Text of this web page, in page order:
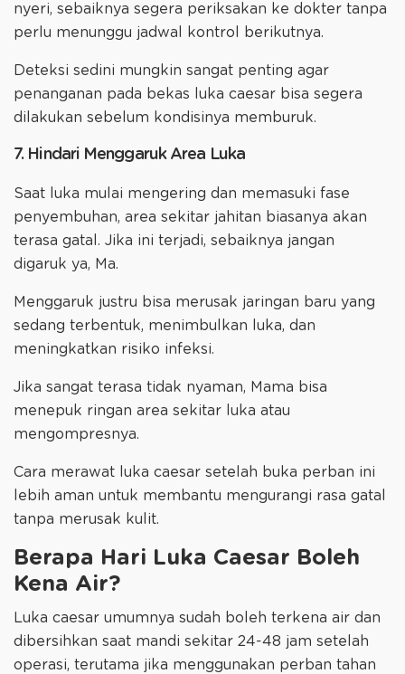
nyeri, sebaiknya segera periksakan ke dokter tanpa
perlu menunggu jadwal kontrol berikutnya.
Deteksi sedini mungkin sangat penting agar
penanganan pada bekas luka caesar bisa segera
dilakukan sebelum kondisinya memburuk.
7. Hindari Menggaruk Area Luka
Saat luka mulai mengering dan memasuki fase
penyembuhan, area sekitar jahitan biasanya akan
terasa gatal. Jika ini terjadi, sebaiknya jangan
digaruk ya, Ma.
Menggaruk justru bisa merusak jaringan baru yang
sedang terbentuk, menimbulkan luka, dan
meningkatkan risiko infeksi.
Jika sangat terasa tidak nyaman, Mama bisa
menepuk ringan area sekitar luka atau
mengompresnya.
Cara merawat luka caesar setelah buka perban ini
lebih aman untuk membantu mengurangi rasa gatal
tanpa merusak kulit.
Berapa Hari Luka Caesar Boleh
Kena Air?
Luka caesar umumnya sudah boleh terkena air dan
dibersihkan saat mandi sekitar 24-48 jam setelah
operasi, terutama jika menggunakan perban tahan